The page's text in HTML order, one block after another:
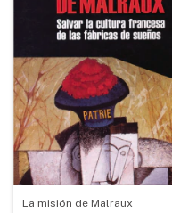
La misión de Malraux